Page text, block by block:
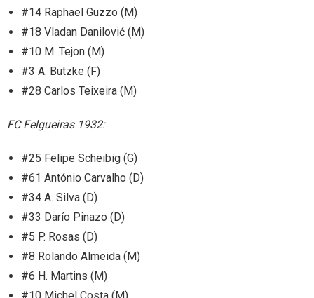
#14 Raphael Guzzo (M)
#18 Vladan Danilović (M)
#10 M. Tejon (M)
#3 A. Butzke (F)
#28 Carlos Teixeira (M)
FC Felgueiras 1932:
#25 Felipe Scheibig (G)
#61 António Carvalho (D)
#34 A. Silva (D)
#33 Darío Pinazo (D)
#5 P. Rosas (D)
#8 Rolando Almeida (M)
#6 H. Martins (M)
#10 Michel Costa (M)